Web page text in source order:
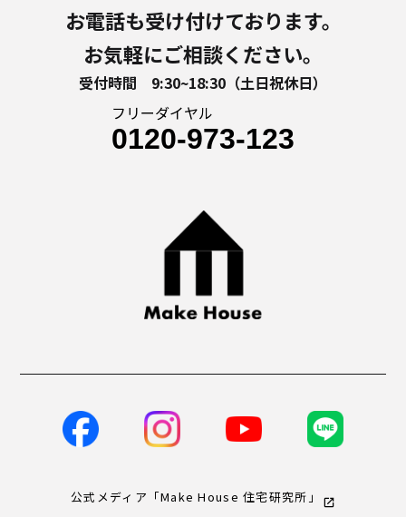
お電話も受け付けております。
お気軽にご相談ください。
受付時間 9:30~18:30（土日祝休日）
フリーダイヤル
0120-973-123
公式メディア「Make House 住宅研究所」